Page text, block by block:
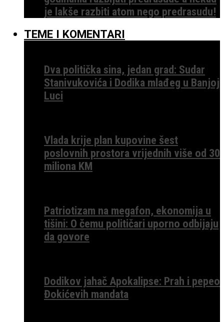
je lakše razbiti atom nego predrasudu!
TEME I KOMENTARI
Dva politička sina, jedan grad: Sudar
Stanivukovića i Dodika mlađeg u Banjoj
Luci
Vlada krije plan kupovine šest
poslovnih prostora vrijednih više od 30
miliona KM
Patriotizam na megafon, ekonomija u
tišini: O čemu političari uporno odbijaju
da govore
Dodikov jahač Apokalipse: Prah i pepeo
Đokićevih mandata